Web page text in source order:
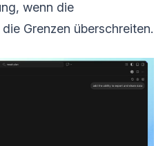
wenn die
Grenzen überschreiten.